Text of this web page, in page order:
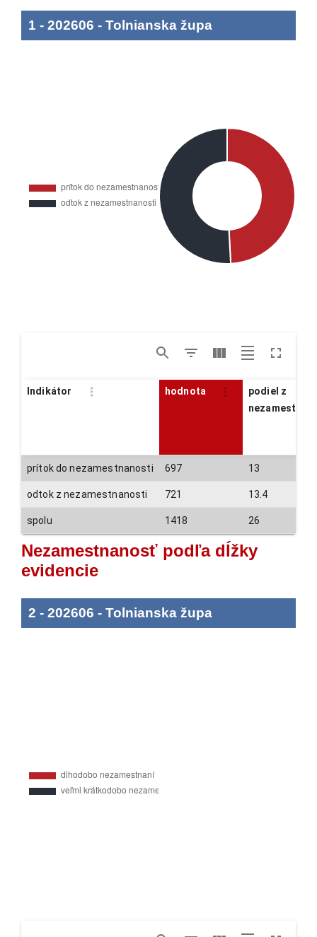
1 - 202606 - Tolnianska župa
Indikátor hodnota
podiel z
prítok do nezamestnanosti 697 13
odtok z nezamestnanosti 721 13.4
spolu 1418 26
Nezamestnanosť podľa dĺžky
evidencie
2 - 202606 - Tolnianska župa